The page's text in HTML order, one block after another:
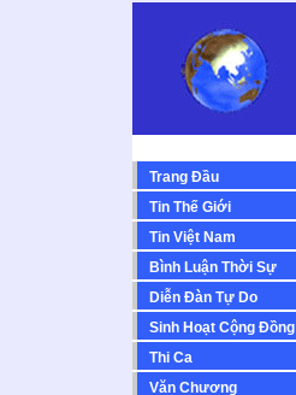
Trang Đầu
Tin Thế Giới
Tin Việt Nam
Bình Luận Thời Sự
Diễn Ðàn Tự Do
Sinh Hoạt Cộng Ðồng
Thi Ca
Văn Chương